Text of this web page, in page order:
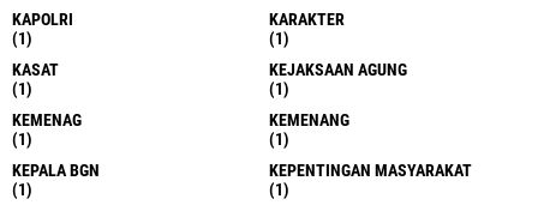
KAPOLRI
(1)
KARAKTER
(1)
KASAT
(1)
KEJAKSAAN AGUNG
(1)
KEMENAG
(1)
KEMENANG
(1)
KEPALA BGN
(1)
KEPENTINGAN MASYARAKAT
(1)